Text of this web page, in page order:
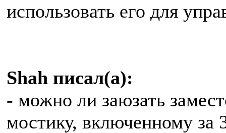
использовать его для
Shah писал(а):
- можно ли заюзать
мостику, включенному за